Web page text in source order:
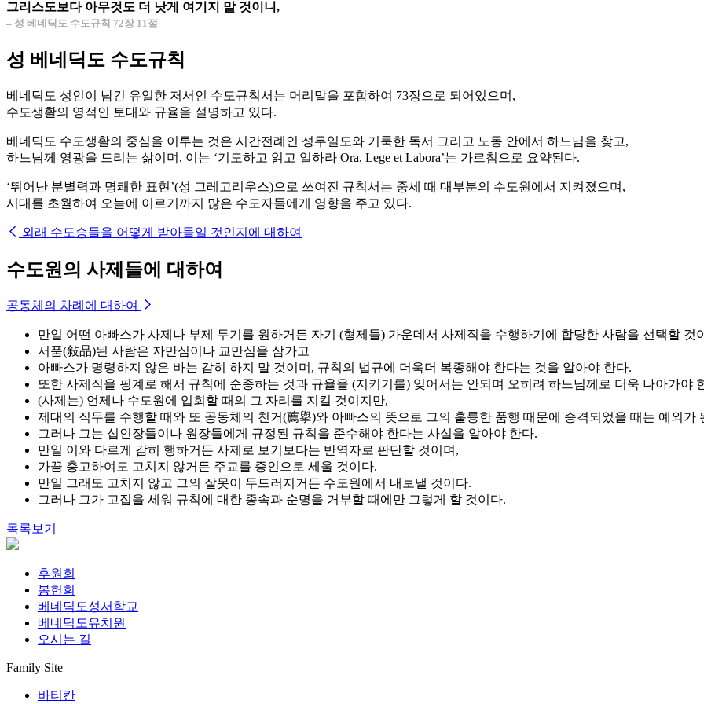
그리스도보다 아무것도 더 낫게 여기지 말 것이니,
– 성 베네딕도 수도규칙 72장 11절
성 베네딕도 수도규칙
베네딕도 성인이 남긴 유일한 저서인 수도규칙서는 머리말을 포함하여 73장으로 되어있으며,
수도생활의 영적인 토대와 규율을 설명하고 있다.
베네딕도 수도생활의 중심을 이루는 것은 시간전례인 성무일도와 거룩한 독서 그리고 노동 안에서 하느님을 찾고,
하느님께 영광을 드리는 삶이며, 이는 ‘기도하고 읽고 일하라 Ora, Lege et Labora’는 가르침으로 요약된다.
‘뛰어난 분별력과 명쾌한 표현’(성 그레고리우스)으로 쓰여진 규칙서는 중세 때 대부분의 수도원에서 지켜졌으며,
시대를 초월하여 오늘에 이르기까지 많은 수도자들에게 영향을 주고 있다.
외래 수도승들을 어떻게 받아들일 것인지에 대하여
수도원의 사제들에 대하여
공동체의 차례에 대하여
만일 어떤 아빠스가 사제나 부제 두기를 원하거든 자기 (형제들) 가운데서 사제직을 수행하기에 합당한 사람을 선택할 것
서품(敍品)된 사람은 자만심이나 교만심을 삼가고
아빠스가 명령하지 않은 바는 감히 하지 말 것이며, 규칙의 법규에 더욱더 복종해야 한다는 것을 알아야 한다.
또한 사제직을 핑계로 해서 규칙에 순종하는 것과 규율을 (지키기를) 잊어서는 안되며 오히려 하느님께로 더욱 나아가야
(사제는) 언제나 수도원에 입회할 때의 그 자리를 지킬 것이지만,
제대의 직무를 수행할 때와 또 공동체의 천거(薦擧)와 아빠스의 뜻으로 그의 훌륭한 품행 때문에 승격되었을 때는 예외가
그러나 그는 십인장들이나 원장들에게 규정된 규칙을 준수해야 한다는 사실을 알아야 한다.
만일 이와 다르게 감히 행하거든 사제로 보기보다는 반역자로 판단할 것이며,
가끔 충고하여도 고치지 않거든 주교를 증인으로 세울 것이다.
만일 그래도 고치지 않고 그의 잘못이 두드러지거든 수도원에서 내보낼 것이다.
그러나 그가 고집을 세워 규칙에 대한 종속과 순명을 거부할 때에만 그렇게 할 것이다.
목록보기
후원회
봉헌회
베네딕도성서학교
베네딕도유치원
오시는 길
Family Site
바티칸